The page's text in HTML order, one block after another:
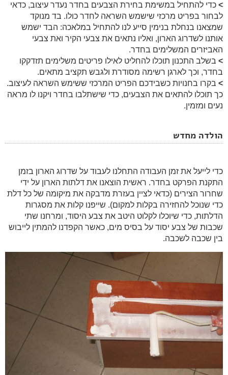
> כדי להתחיל במשימת בחירת הצבעים בחדר נעדר עיצוב, כדאי
לבחור בפריט מרכזי שישמש השראה לחדר כולו. בד מנוקד
שמצאנו בנחלת בנימין סייע לנו להתחיל במלאכה: הבד ישמש
אותנו לשדרוג הארון, ואליו נתאים את צבעי הקיר ואת צבעי
האביזרים המשלימים בחדר.
> בשלב התכנון תוכלו להחליט לאילו פריטים משלימים תזדקקו
בחדר, וכך לארגן רשימה מסודרת ולגבש תקציב מתאים.
> בקרו בחנויות כשבידכם הפריט המרכזי ששימש השראה לעיצוב.
כך תוכלו להתאים את הצבעים, כדי שישתלבו בחדר ויקנו לו מראה
נעים ומזמין.
הולדה מחדש
כדי לייעל את זמן העבודה התחלנו לעבוד על שדרוג הארון בזמן
התקנת הפרקט בחדר. ראשית הוצאנו את דלתות הארון על ידי
שחרור הצירים (כדאי לציין בעזרת מדבקה את מיקומה של כל דלת
כדי שנוכל להחזירה בקלות למקום). שייפנו קלות את מסגרות
הדלתות, כדי שיוכלו לקלוט היטב את צבע היסוד, ומרחנו שתי
שכבות של צבע יסוד על בסיס מים, כאשר הקפדנו להמתין לייבוש
בין שכבה לשכבה.